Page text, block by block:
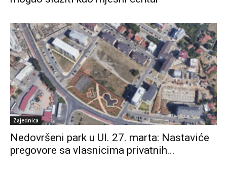
Zajednica
Nedovršeni park u Ul. 27. marta: Nastaviće
pregovore sa vlasnicima privatnih...